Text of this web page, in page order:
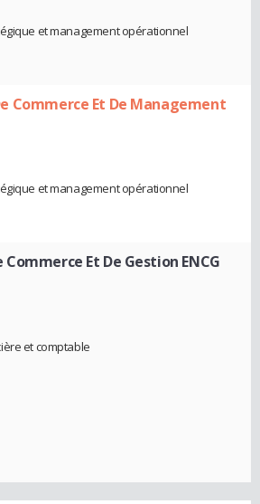
et management opérationnel
Commerce Et De Management
et management opérationnel
Et De Gestion ENCG
et comptable